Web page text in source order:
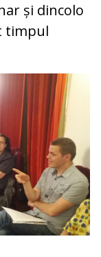
și dincolo
timpul